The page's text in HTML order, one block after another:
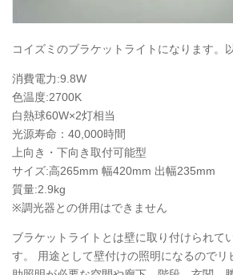
コイズミのブラケットライトになります。
消費電力:9.8W
色温度:2700K
白熱球60W×2灯相当
光源寿命：40,000時間
上向き・下向き取付可能型
サイズ:高265mm 幅420mm 出幅235mm
質量:2.9kg
※調光器との併用はできません
ブラケットライトとは壁に取り付けられて
す。 用途として壁付けの照明になるのでリ